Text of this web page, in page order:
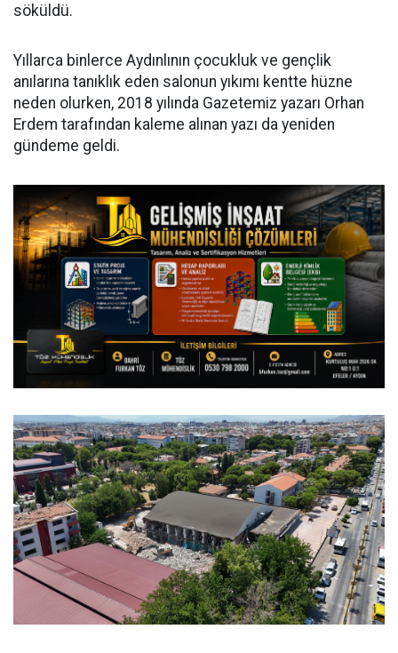
söküldü.
Yıllarca binlerce Aydınlının çocukluk ve gençlik
anılarına tanıklık eden salonun yıkımı kentte hüzne
neden olurken, 2018 yılında Gazetemiz yazarı Orhan
Erdem tarafından kaleme alınan yazı da yeniden
gündeme geldi.